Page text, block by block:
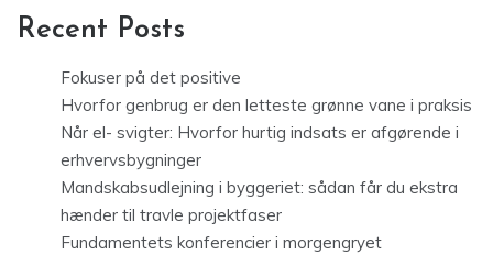
Recent Posts
Fokuser på det positive
Hvorfor genbrug er den letteste grønne vane i praksis
Når el- svigter: Hvorfor hurtig indsats er afgørende i
erhvervsbygninger
Mandskabsudlejning i byggeriet: sådan får du ekstra
hænder til travle projektfaser
Fundamentets konferencier i morgengryet